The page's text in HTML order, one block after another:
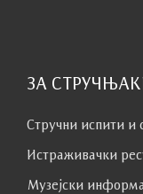
ЗА
Стручни испити и
Истраживачки
Музејски